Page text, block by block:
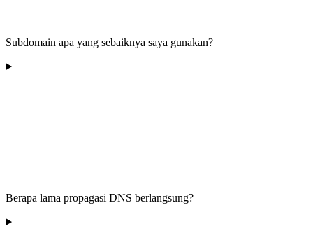
Subdomain apa yang sebaiknya saya gunakan?
Berapa lama propagasi DNS berlangsung?